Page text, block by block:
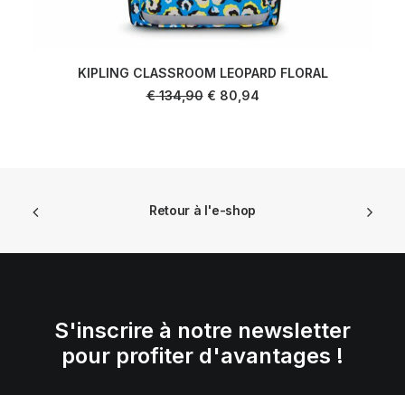
KIPLING CLASSROOM LEOPARD FLORAL
€134,90 Le
€ 80,94Le
Retour à l'e-shop
S'inscrire à notre newsletter
pour profiter d'avantages !